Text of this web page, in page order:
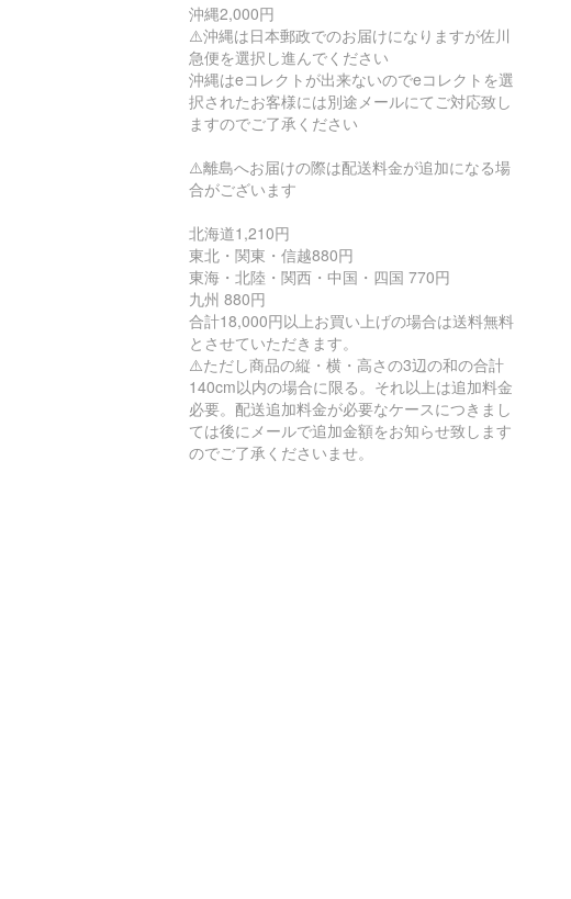
沖縄2,000円
⚠️沖縄は日本郵政でのお届けになりますが佐川
急便を選択し進んでください
沖縄はeコレクトが出来ないのでeコレクトを選
択されたお客様には別途メールにてご対応致し
ますのでご了承ください
⚠️離島へお届けの際は配送料金が追加になる場
合がございます
北海道1,210円
東北・関東・信越880円
東海・北陸・関西・中国・四国 770円
九州 880円
合計18,000円以上お買い上げの場合は送料無料
とさせていただきます。
⚠️ただし商品の縦・横・高さの3辺の和の合計
140cm以内の場合に限る。それ以上は追加料金
必要。配送追加料金が必要なケースにつきまし
ては後にメールで追加金額をお知らせ致します
のでご了承くださいませ。